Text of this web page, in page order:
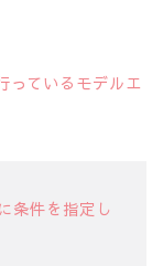
っているモデルエ
条件を指定し